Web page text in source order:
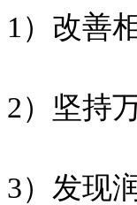
1）改善
2）坚持
3）发现